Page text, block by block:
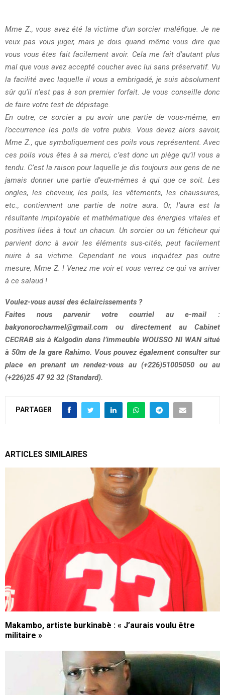
Mme Z., vous avez été la victime d’un sorcier maléfique. Je ne
veux pas vous juger, mais je dois quand même vous dire que
vous vous êtes fait facilement avoir. Cela me fait d’autant plus
mal que vous avez accepté coucher avec lui sans préservatif. Vu
la facilité avec laquelle il vous a embrigadé, je suis absolument
sûr qu’il n’est pas à son premier forfait. Je vous conseille donc
de faire votre test de dépistage.
En outre, ce sorcier a pu avoir une partie de vous-même, en
l’occurrence les poils de votre pubis. Vous devez alors savoir,
Mme Z., que symboliquement ces poils vous représentent. Avec
ces poils vous êtes à sa merci, c’est donc un piège qu’il vous a
tendu. C’est la raison pour laquelle je dis toujours aux gens de ne
jamais donner une partie d’eux-mêmes à qui que ce soit. Les
ongles, les cheveux, les poils, les vêtements, les chaussures,
etc., contiennent une partie de notre aura. Or, l’aura est la
résultante impitoyable et mathématique des énergies vitales et
positives liées à tout un chacun. Un sorcier ou un féticheur qui
parvient donc à avoir les éléments sus-cités, peut facilement
nuire à sa victime. Cependant ne vous inquiétez pas outre
mesure, Mme Z. ! Venez me voir et vous verrez ce qui va arriver
à ce salaud !
Voulez-vous aussi des éclaircissements ?
Faites nous parvenir votre courriel au e-mail :
bakyonorocharmel@gmail.com ou directement au Cabinet
CECRAB sis à Kalgodin dans l’immeuble WOUSSO NI WAN situé
à 50m de la gare Rahimo. Vous pouvez également consulter sur
place en prenant un rendez-vous au (+226)51005050 ou au
(+226)25 47 92 32 (Standard).
PARTAGER
ARTICLES SIMILAIRES
Makambo, artiste burkinabè : « J’aurais voulu être
militaire »